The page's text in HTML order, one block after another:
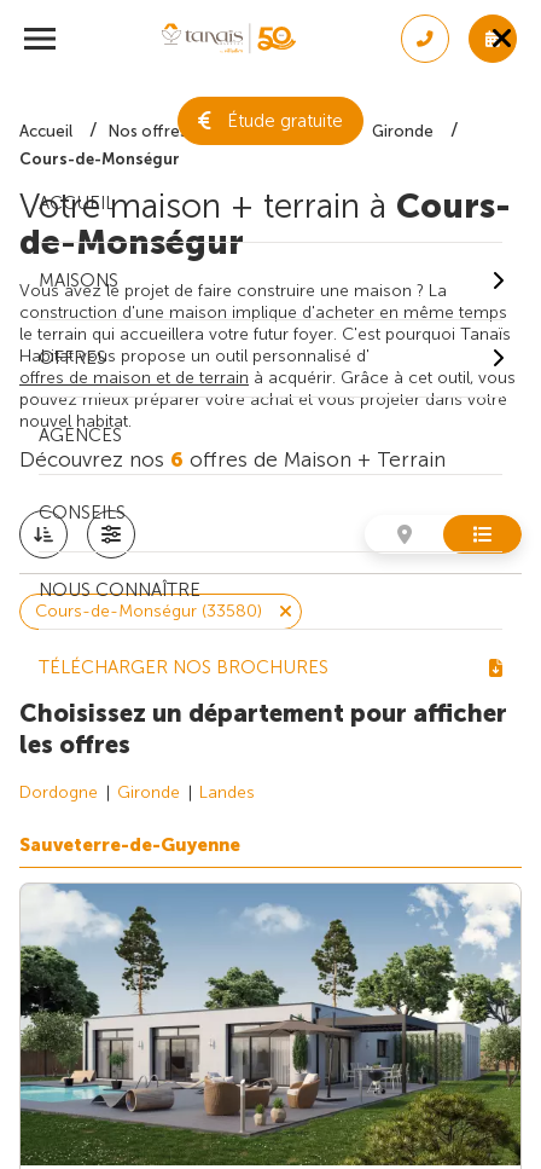
Étude gratuite
ACCUEIL
MAISONS
OFFRES
AGENCES
CONSEILS
NOUS CONNAÎTRE
TÉLÉCHARGER NOS BROCHURES
Accueil Nos offres de maison + terrain
Gironde
Cours-de-Monségur
Votre maison + terrain à Cours-
de-Monségur
Vous avez le projet de faire construire une maison ? La
construction d'une maison implique d'acheter en même temps
le terrain qui accueillera votre futur foyer. C'est pourquoi Tanaïs
Habitat vous propose un outil personnalisé d'
offres de maison et de terrain à acquérir. Grâce à cet outil, vous
pouvez mieux préparer votre achat et vous projeter dans votre
nouvel habitat.
Découvrez nos 6 offres de Maison + Terrain
Cours-de-Monségur (33580)
Choisissez un département pour afficher
les offres
Dordogne Gironde Landes
Sauveterre-de-Guyenne